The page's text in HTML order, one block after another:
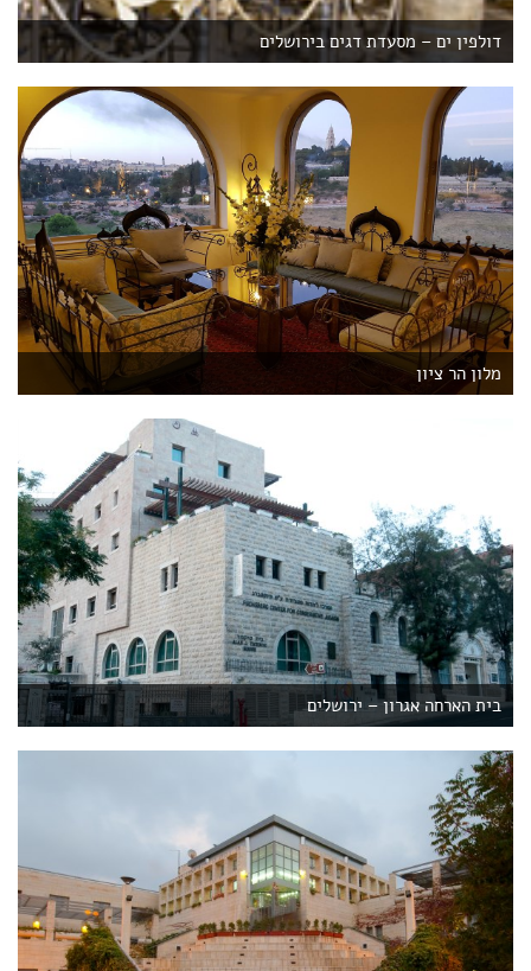
דולפין ים – מסעדת דגים בירושלים
מלון הר ציון
בית הארחה אגרון – ירושלים